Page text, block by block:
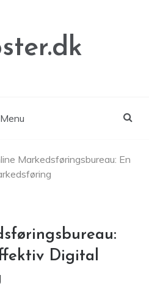
Menu
Markedsføringsbureau: En
Digital